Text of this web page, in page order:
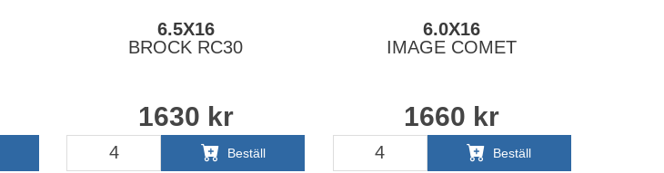
6.5X16
BROCK RC30
1630 kr
Beställ
6.0X16
IMAGE COMET
1660 kr
Beställ